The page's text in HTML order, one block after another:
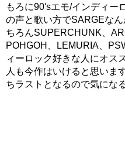
もろに90'sエモ/インディー
の声と歌い方でSARGEな
ちろんSUPERCHUNK、
POHGOH、LEMURIA、
ィーロック好きな人にオス
人も今作はいけると思いま
ちラストとなるので気にな